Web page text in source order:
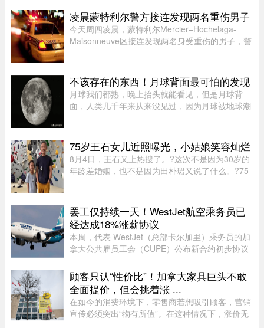
凌晨蒙特利尔警方接连发现两名重伤男子
今天周四凌晨，蒙特利尔Mercier–Hochelaga-
Maisonneuve区接连发现两名身受重伤的男子，警
因，也不确定是否涉及武器。警方发言人Flor ...
不该存在的东西！月球背面最可怕的发现
月球我们都熟，晚上抬头就能看见，但是月球背
面，人类几千年来从来没见过，因为月球被地球潮
面一样拥有14天一轮的完整白 ...
75岁王石女儿近照曝光，小姑娘笑容灿烂
8月4日，王石又上热搜了。?这次不是因为30岁的
年龄差婚姻，也不是因为田朴珺又说了什么。?75
都穿着攀岩装备，在岩壁上 ...
罢工仅持续一天！WestJet航空乘务员已
经达成18%涨薪协议
本周，代表 WestJet（总部卡尔加里）乘务员的加
拿大公共雇员工会（CUPE）公布新合约初步协议
时段津贴"，地面工作也获补偿；休息时间增加；
餐食和制服津贴上调；其他一系 ...
顾客只认“性价比”！加拿大家具巨头不敢
全面提价，但会挑着涨 ...
在如今的消费环境下，零售商若想吸引顾客，营销
宣传必须突出“物有所值”。在这种情况下，涨价无